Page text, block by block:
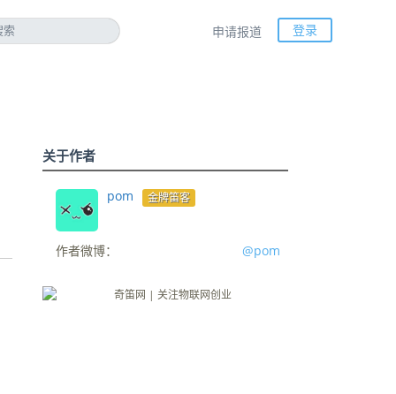
申请报道 登录
关于作者
pom 金牌笛客
作者微博： @pom